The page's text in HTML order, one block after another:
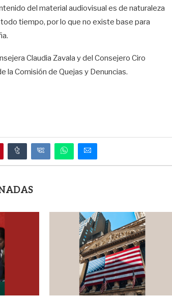
del material audiovisual es de naturaleza
tiempo, por lo que no existe base para
Claudia Zavala y del Consejero Ciro
la Comisión de Quejas y Denuncias.